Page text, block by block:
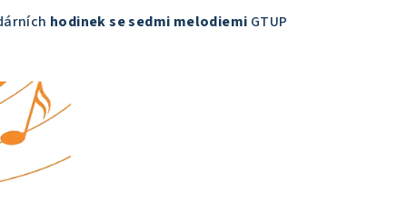
hodinek se sedmi melodiemi GTUP